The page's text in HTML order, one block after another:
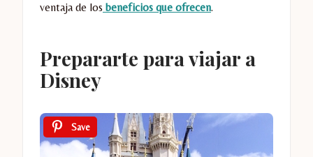
ventaja de los beneficios que ofrecen.
Prepararte para viajar a
Disney
Save